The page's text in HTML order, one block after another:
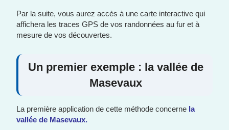
Par la suite, vous aurez accès à une carte interactive qui
affichera les traces GPS de vos randonnées au fur et à
mesure de vos découvertes.
Un premier exemple : la vallée de
Masevaux
La première application de cette méthode concerne la
vallée de Masevaux.